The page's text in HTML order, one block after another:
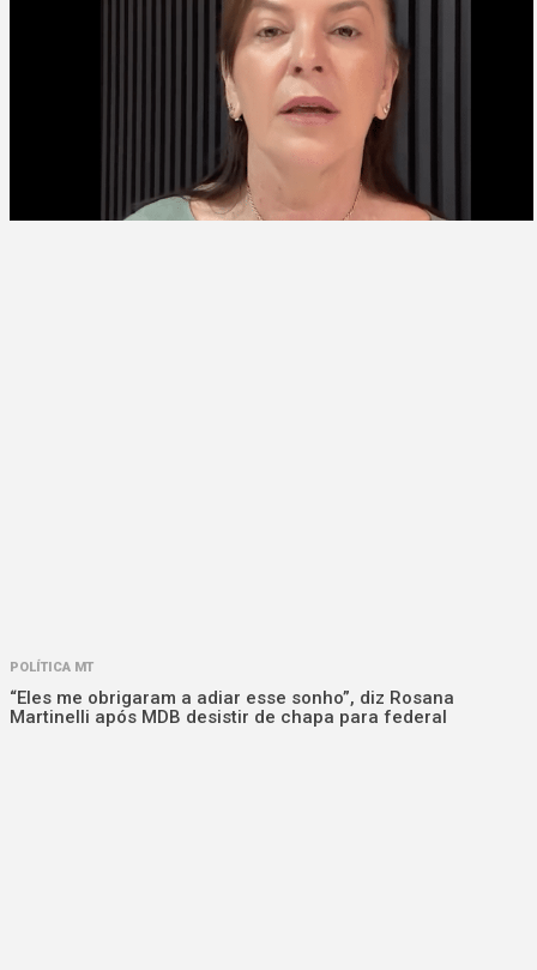
POLÍTICA MT
“Eles me obrigaram a adiar esse sonho”, diz Rosana
Martinelli após MDB desistir de chapa para federal